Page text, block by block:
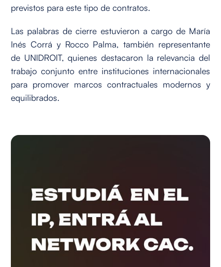
previstos para este tipo de contratos.
Las palabras de cierre estuvieron a cargo de María
Inés Corrá y Rocco Palma, también representante
de UNIDROIT, quienes destacaron la relevancia del
trabajo conjunto entre instituciones internacionales
para promover marcos contractuales modernos y
equilibrados.